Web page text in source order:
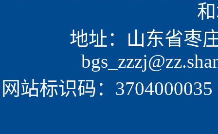
地址：山东省枣
网站标识码：